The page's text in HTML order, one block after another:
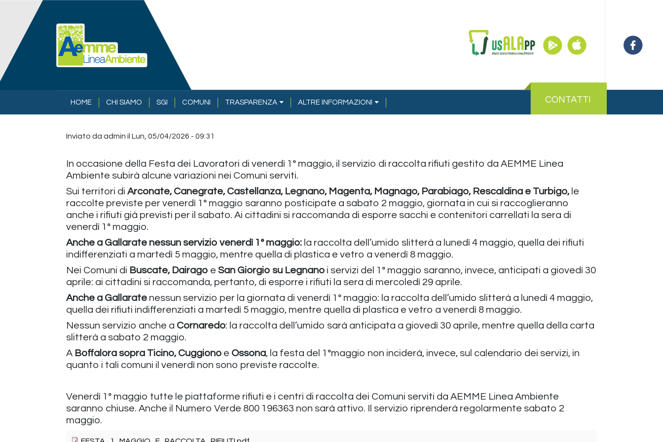
Salta al contenuto principale
NAVIGAZIONE PRINCIPALE
HOME CHI SIAMO SGI COMUNI TRASPARENZA ALTRE INFORMAZIONI CONTATTI
Inviato da admin il Lun, 05/04/2026 - 09:31
In occasione della Festa dei Lavoratori di venerdì 1° maggio, il servizio di raccolta rifiuti gestito da AEMME Linea
Ambiente subirà alcune variazioni nei Comuni serviti.
Sui territori di Arconate, Canegrate, Castellanza, Legnano, Magenta, Magnago, Parabiago, Rescaldina e Turbigo, le
raccolte previste per venerdì 1° maggio saranno posticipate a sabato 2 maggio, giornata in cui si raccoglieranno
anche i rifiuti già previsti per il sabato. Ai cittadini si raccomanda di esporre sacchi e contenitori carrellati la sera di
venerdì 1° maggio.
Anche a Gallarate nessun servizio venerdì 1° maggio: la raccolta dell’umido slitterà a lunedì 4 maggio, quella dei rifiuti
indifferenziati a martedì 5 maggio, mentre quella di plastica e vetro a venerdì 8 maggio.
Nei Comuni di Buscate, Dairago e San Giorgio su Legnano i servizi del 1° maggio saranno, invece, anticipati a giovedì 30
aprile: ai cittadini si raccomanda, pertanto, di esporre i rifiuti la sera di mercoledì 29 aprile.
Anche a Gallarate nessun servizio per la giornata di venerdì 1° maggio: la raccolta dell’umido slitterà a lunedì 4 maggio,
quella dei rifiuti indifferenziati a martedì 5 maggio, mentre quella di plastica e vetro a venerdì 8 maggio.
Nessun servizio anche a Cornaredo: la raccolta dell’umido sarà anticipata a giovedì 30 aprile, mentre quella della carta
slitterà a sabato 2 maggio.
A Boffalora sopra Ticino, Cuggiono e Ossona, la festa del 1°maggio non inciderà, invece, sul calendario dei servizi, in
quanto i tali comuni il venerdì non sono previste raccolte.
Venerdì 1° maggio tutte le piattaforme rifiuti e i centri di raccolta dei Comuni serviti da AEMME Linea Ambiente
saranno chiuse. Anche il Numero Verde 800 196363 non sarà attivo. Il servizio riprenderà regolarmente sabato 2
maggio.